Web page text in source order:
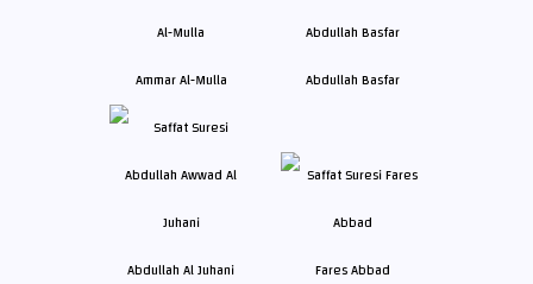
Ammar Al-Mulla Abdullah Basfar
Abdullah Al Juhani Fares Abbad